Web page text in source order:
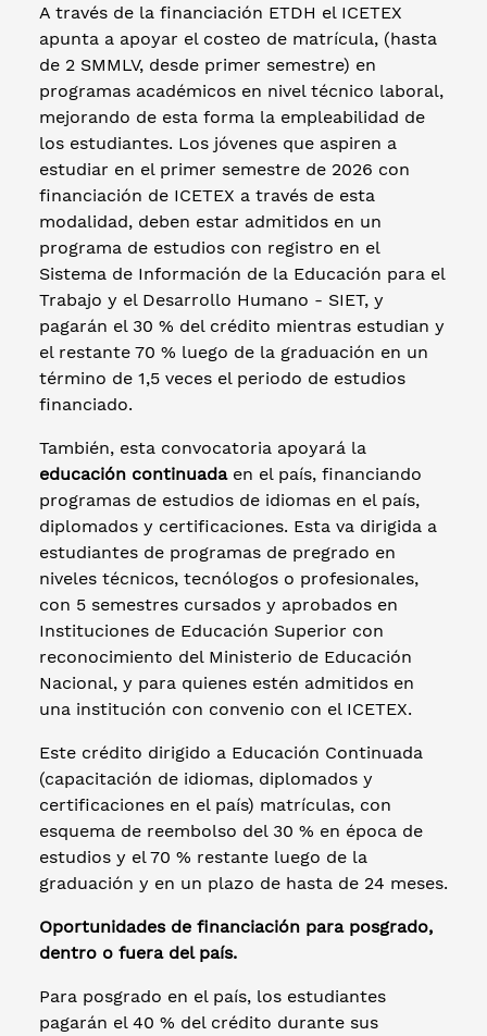
A través de la financiación ETDH el ICETEX
apunta a apoyar el costeo de matrícula, (hasta
de 2 SMMLV, desde primer semestre) en
programas académicos en nivel técnico laboral,
mejorando de esta forma la empleabilidad de
los estudiantes. Los jóvenes que aspiren a
estudiar en el primer semestre de 2026 con
financiación de ICETEX a través de esta
modalidad, deben estar admitidos en un
programa de estudios con registro en el
Sistema de Información de la Educación para el
Trabajo y el Desarrollo Humano - SIET, y
pagarán el 30 % del crédito mientras estudian y
el restante 70 % luego de la graduación en un
término de 1,5 veces el periodo de estudios
financiado.
También, esta convocatoria apoyará la
educación continuadaen el país, financiando
programas de estudios de idiomas en el país,
diplomados y certificaciones. Esta va dirigida a
estudiantes de programas de pregrado en
niveles técnicos, tecnólogos o profesionales,
con 5 semestres cursados y aprobados en
Instituciones de Educación Superior con
reconocimiento del Ministerio de Educación
Nacional, y para quienes estén admitidos en
una institución con convenio con el ICETEX.
Este crédito dirigido a Educación Continuada
(capacitación de idiomas, diplomados y
certificaciones en el país) matrículas, con
esquema de reembolso del 30 % en época de
estudios y el 70 % restante luego de la
graduación y en un plazo de hasta de 24 meses.
Oportunidades de financiación para posgrado,
dentro o fuera del país.
Para posgrado en el país, los estudiantes
pagarán el 40 % del crédito durante sus